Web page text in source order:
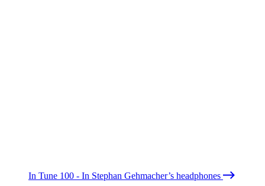
In Tune 100 - In Stephan Gehmacher’s headphones